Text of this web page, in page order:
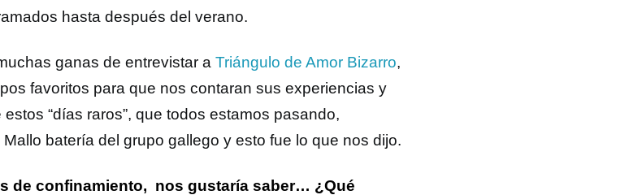
hasta después del verano.
ganas de entrevistar a Triángulo de Amor Bizarro,
favoritos para que nos contaran sus experiencias y
“días raros”, que todos estamos pasando,
batería del grupo gallego y esto fue lo que nos dijo.
de confinamiento, nos gustaría saber… ¿Qué